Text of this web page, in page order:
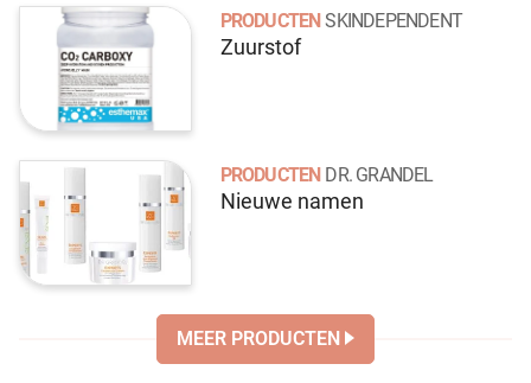
PRODUCTEN SKINDEPENDENT
Zuurstof
PRODUCTEN DR. GRANDEL
Nieuwe namen
MEER PRODUCTEN